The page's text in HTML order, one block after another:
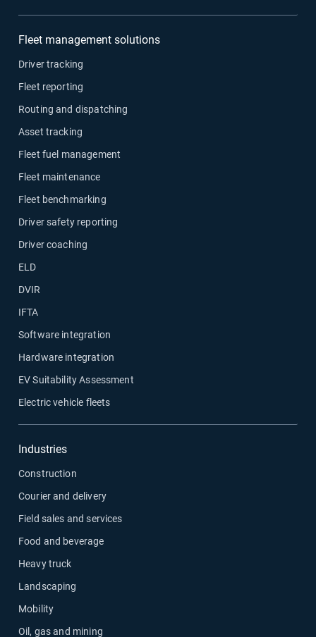
Fleet management solutions
Driver tracking
Fleet reporting
Routing and dispatching
Asset tracking
Fleet fuel management
Fleet maintenance
Fleet benchmarking
Driver safety reporting
Driver coaching
ELD
DVIR
IFTA
Software integration
Hardware integration
EV Suitability Assessment
Electric vehicle fleets
Industries
Construction
Courier and delivery
Field sales and services
Food and beverage
Heavy truck
Landscaping
Mobility
Oil, gas and mining